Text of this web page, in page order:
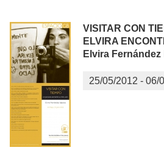
VISITAR CON
ELVIRA
Elvira Fernández
25/05/2012 - 06/